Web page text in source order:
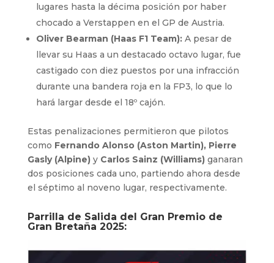
lugares hasta la décima posición por haber
chocado a Verstappen en el GP de Austria.
Oliver Bearman (Haas F1 Team):A pesar de
llevar su Haas a un destacado octavo lugar, fue
castigado con diez puestos por una infracción
durante una bandera roja en la FP3, lo que lo
hará largar desde el 18º cajón.
Estas penalizaciones permitieron que pilotos
como Fernando Alonso (Aston Martin), Pierre
Gasly (Alpine)y Carlos Sainz (Williams)ganaran
dos posiciones cada uno, partiendo ahora desde
el séptimo al noveno lugar, respectivamente.
Parrilla de Salida del Gran Premio de
Gran Bretaña 2025: